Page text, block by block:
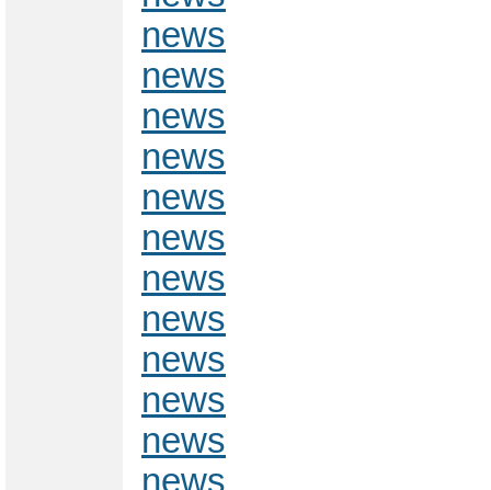
news
news
news
news
news
news
news
news
news
news
news
news